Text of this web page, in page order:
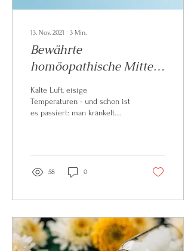
13. Nov. 2021 ∙ 3 Min.
Bewährte
homöopathische Mittel
bei Erkältungen und
grippalen Infekten
Kalte Luft, eisige
Temperaturen - und schon ist
es passiert: man kränkelt.
58 0